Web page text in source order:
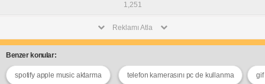
1,251
Reklamı Atla
Benzer konular:
spotify apple music aktarma telefon kamerasını pc de kullanma